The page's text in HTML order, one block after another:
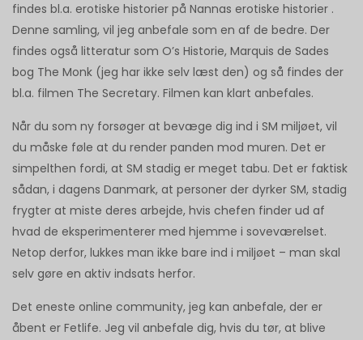
findes bl.a. erotiske historier på Nannas erotiske historier .
Denne samling, vil jeg anbefale som en af de bedre. Der
findes også litteratur som O’s Historie, Marquis de Sades
bog The Monk (jeg har ikke selv læst den) og så findes der
bl.a. filmen The Secretary. Filmen kan klart anbefales.
Når du som ny forsøger at bevæge dig ind i SM miljøet, vil
du måske føle at du render panden mod muren. Det er
simpelthen fordi, at SM stadig er meget tabu. Det er faktisk
sådan, i dagens Danmark, at personer der dyrker SM, stadig
frygter at miste deres arbejde, hvis chefen finder ud af
hvad de eksperimenterer med hjemme i soveværelset.
Netop derfor, lukkes man ikke bare ind i miljøet – man skal
selv gøre en aktiv indsats herfor.
Det eneste online community, jeg kan anbefale, der er
åbent er Fetlife. Jeg vil anbefale dig, hvis du tør, at blive